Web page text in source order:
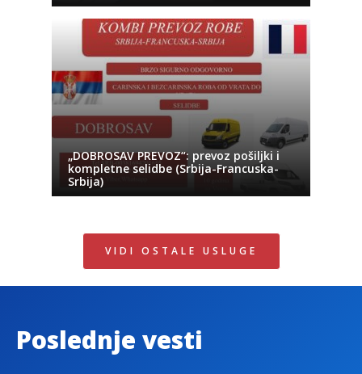
„DOBROSAV PREVOZ“: prevoz pošiljki i
kompletne selidbe (Srbija-Francuska-
Srbija)
VIDI OSTALE USLUGE
Poslednje vesti